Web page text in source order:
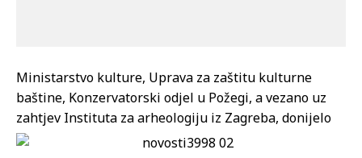
Ministarstvo kulture, Uprava za zaštitu kulturne
baštine, Konzervatorski odjel u Požegi, a vezano uz
zahtjev Instituta za arheologiju iz Zagreba, donijelo